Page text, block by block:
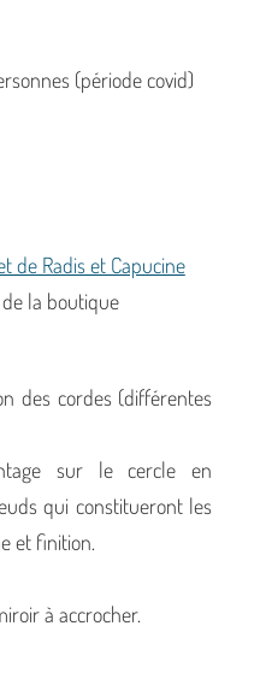
(période covid)
de Radis et Capucine
la boutique
des cordes (différentes
sur le cercle en
qui constitueront les
et finition.
à accrocher.